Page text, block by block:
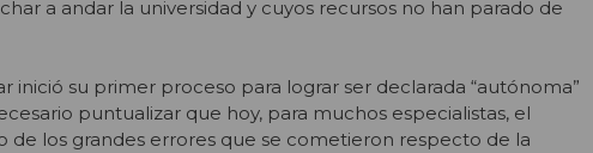
a andar la universidad y cuyos recursos no han parado de
inició su primer proceso para lograr ser declarada “autónoma”
puntualizar que hoy, para muchos especialistas, el
de los grandes errores que se cometieron respecto de la